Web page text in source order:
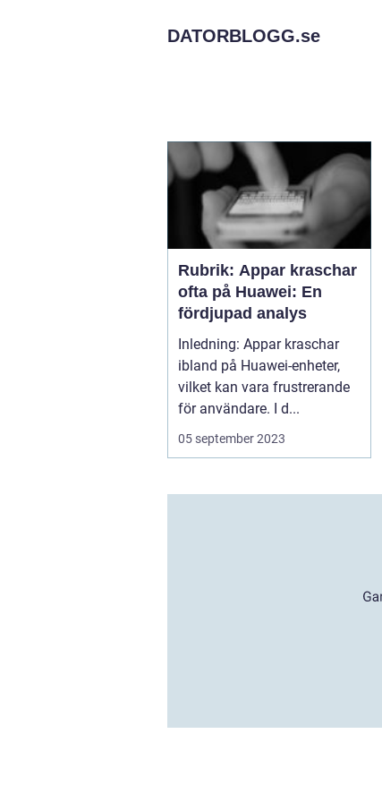
DATORBLOGG.se
Rubrik: Appar kraschar
ofta på Huawei: En
fördjupad analys
Inledning: Appar kraschar
ibland på Huawei-enheter,
vilket kan vara frustrerande
för användare. I d...
05 september 2023